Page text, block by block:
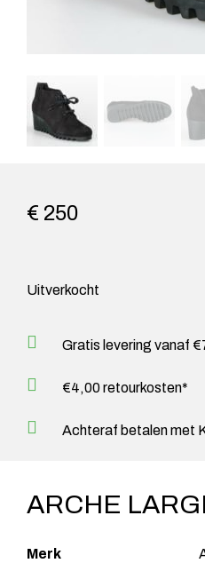
€ 250
Uitverkocht
Gratis levering vanaf
€4,00 retourkosten*
Achteraf betalen met
ARCHE
Merk